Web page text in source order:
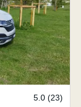
5.0 (23)